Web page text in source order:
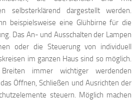
selbsterklärend dargestellt werden.
beispielsweise eine Glühbirne für die
Das An- und Ausschalten der Lampen
oder die Steuerung von individuell
im ganzen Haus sind so möglich.
immer wichtiger werdenden
Öffnen, Schließen und Ausrichten der
steuern. Möglich machen